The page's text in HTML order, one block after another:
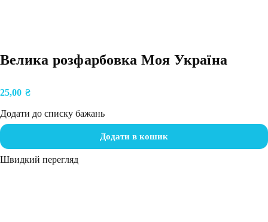
Велика розфарбовка Моя Україна
25,00 ₴
Додати до списку бажань
Додати в кошик
Швидкий перегляд